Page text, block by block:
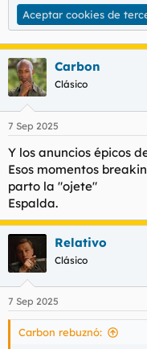
Aceptar cookies de
Carbon
Clásico
7 Sep 2025
Y los anuncios épicos
Esos momentos
parto la "ojete"
Espalda.
Relativo
Clásico
7 Sep 2025
Carbon rebuznó: